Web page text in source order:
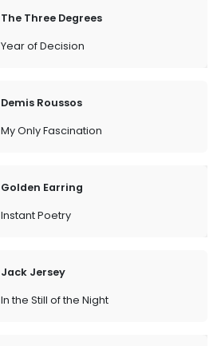
The Three Degrees
Year of Decision
Demis Roussos
My Only Fascination
Golden Earring
Instant Poetry
Jack Jersey
In the Still of the Night